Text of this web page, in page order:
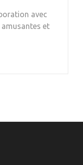
avec
amusantes et